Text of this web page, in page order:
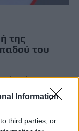
Information
third parties, or
της
του
όταν ένας
μαχαίρι στην